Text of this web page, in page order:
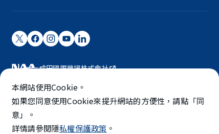
成田國際機場株式會社
成田國際機場由NAA營運。
©NARITA INTERNATIONAL AIRPORT CORPORATION
5-STAR AIRPORT
本網站使用Cookie。
如果您同意使用Cookie來提升網站的方便性，請點「同
意」。
詳情請參閱隱私權保護政策 。